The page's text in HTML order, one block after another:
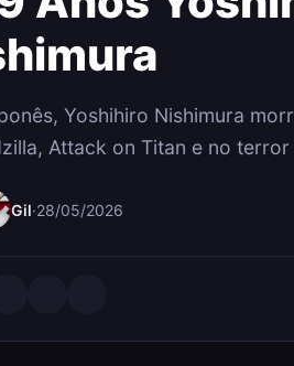
Yoshihiro Nishimura
Attack on Titan e no
Gil·28/05/2026